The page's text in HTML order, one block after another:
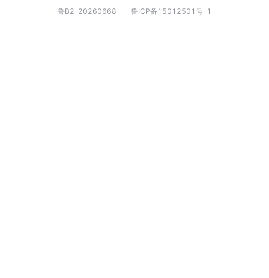
鲁B2-20260668 鲁ICP备15012501号-1